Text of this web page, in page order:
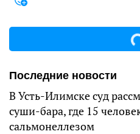
Последние новости
В Усть-Илимске суд
суши-бара, где 15
сальмонеллезом